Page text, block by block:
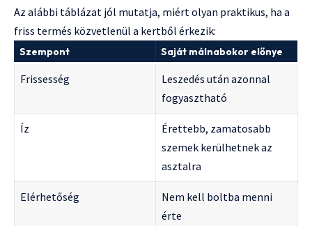
Az alábbi táblázat jól mutatja, miért olyan praktikus, ha a
friss termés közvetlenül a kertből érkezik:
Szempont Saját málnabokor előnye
Frissesség
Leszedés után azonnal
fogyasztható
Íz
Érettebb, zamatosabb
szemek kerülhetnek az
asztalra
Elérhetőség
Nem kell boltba menni
érte